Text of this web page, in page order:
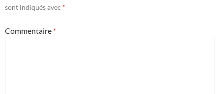
sont indiqués avec *
Commentaire *